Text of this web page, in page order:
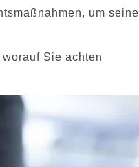
um seine
worauf Sie achten